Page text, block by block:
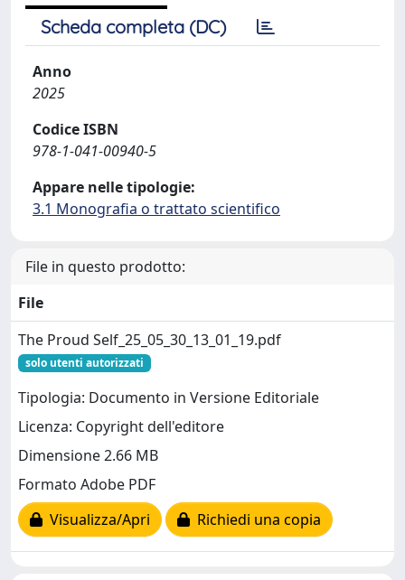
Scheda completa (DC)
Anno
2025
Codice ISBN
978-1-041-00940-5
Appare nelle tipologie:
3.1 Monografia o trattato scientifico
File in questo prodotto:
File
The Proud Self_25_05_30_13_01_19.pdf
solo utenti autorizzati
Tipologia: Documento in Versione Editoriale
Licenza: Copyright dell'editore
Dimensione 2.66 MB
Formato Adobe PDF
Visualizza/Apri
Richiedi una copia